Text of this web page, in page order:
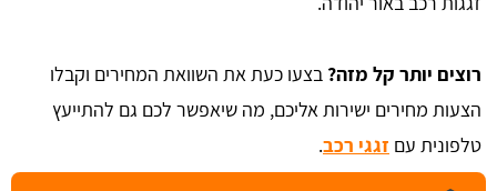
רוצים יותר קל מזה? בצעו כעת את השוואת המחירים וקבלו
הצעות מחירים ישירות אליכם, מה שיאפשר לכם גם להתייעץ
טלפונית עם זגגי רכב.